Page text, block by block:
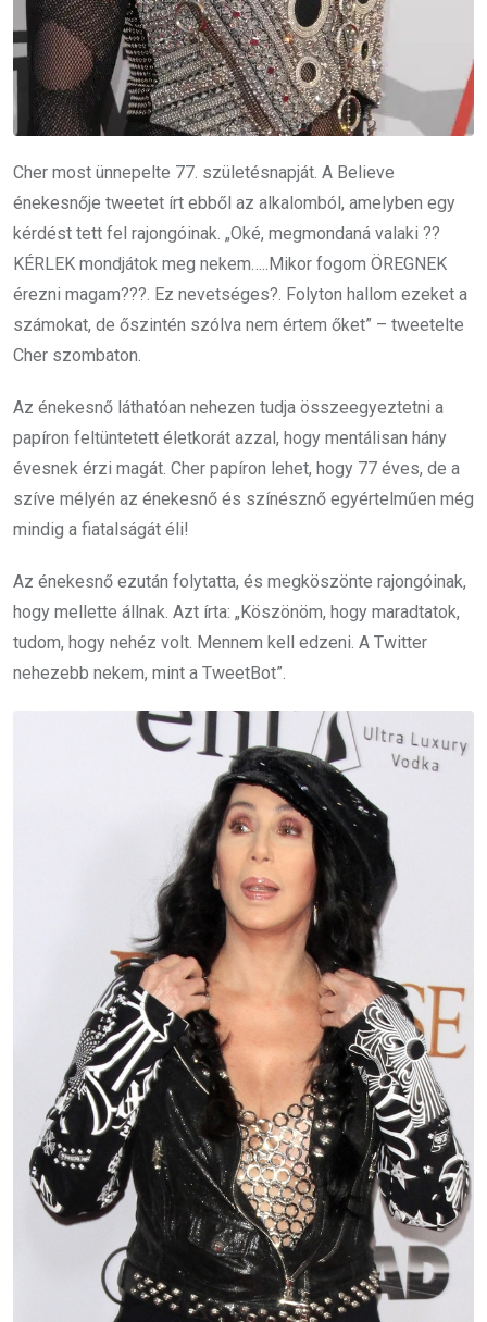
Cher most ünnepelte 77. születésnapját. A Believe
énekesnője tweetet írt ebből az alkalomból, amelyben egy
kérdést tett fel rajongóinak. „Oké, megmondaná valaki ??
KÉRLEK mondjátok meg nekem…..Mikor fogom ÖREGNEK
érezni magam???. Ez nevetséges?. Folyton hallom ezeket a
számokat, de őszintén szólva nem értem őket” – tweetelte
Cher szombaton.
Az énekesnő láthatóan nehezen tudja összeegyeztetni a
papíron feltüntetett életkorát azzal, hogy mentálisan hány
évesnek érzi magát. Cher papíron lehet, hogy 77 éves, de a
szíve mélyén az énekesnő és színésznő egyértelműen még
mindig a fiatalságát éli!
Az énekesnő ezután folytatta, és megköszönte rajongóinak,
hogy mellette állnak. Azt írta: „Köszönöm, hogy maradtatok,
tudom, hogy nehéz volt. Mennem kell edzeni. A Twitter
nehezebb nekem, mint a TweetBot”.